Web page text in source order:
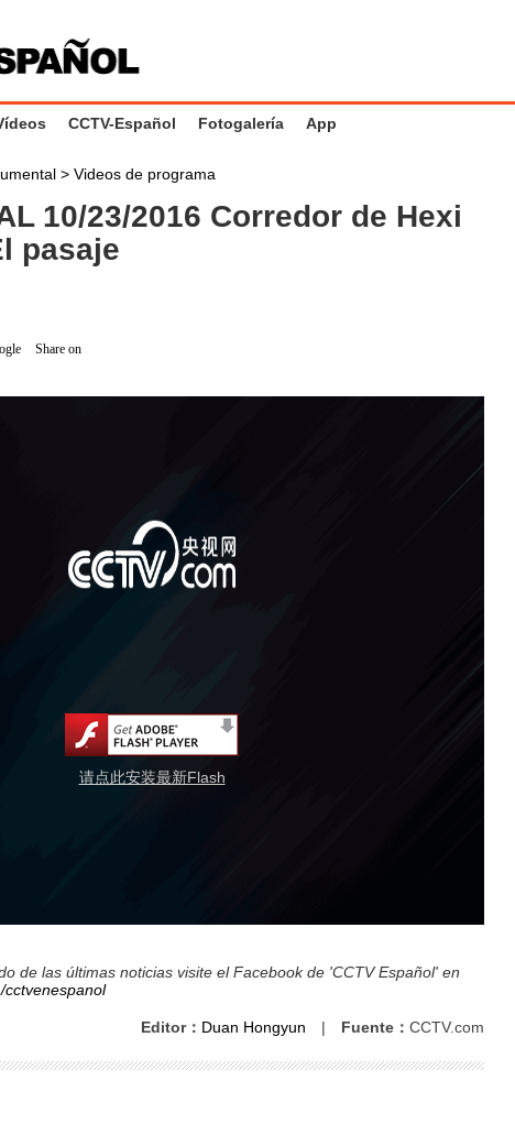
CCTV-Español Fotogalería App
> Videos de programa
10/23/2016 Corredor de Hexi
pasaje
Share on
请点此安装最新Flash
de las últimas noticias visite el Facebook de 'CCTV Español' en
cctvenespanol
Editor： Duan Hongyun | Fuente： CCTV.com